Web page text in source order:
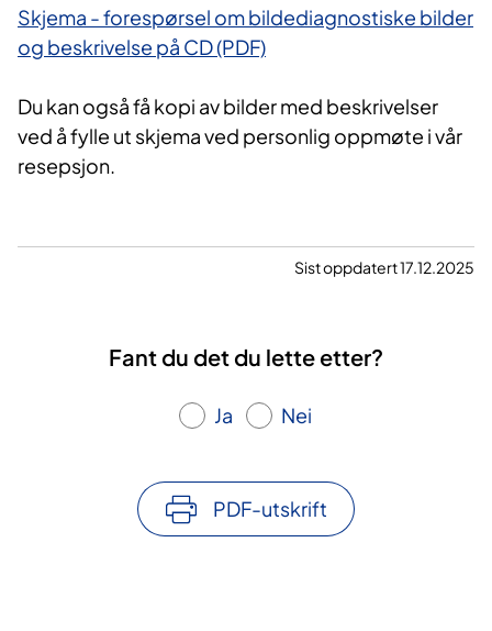
Skjema - forespørsel om bildediagnostiske bilder
og beskrivelse på CD (PDF)
Du kan også få kopi av bilder med beskrivelser
ved å fylle ut skjema ved personlig oppmøte i vår
resepsjon.
Sist oppdatert 17.12.2025
Fant du det du lette etter?
Ja Nei
PDF-utskrift